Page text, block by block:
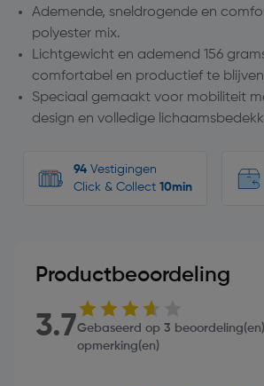
Ademende, sneldrogende en
polyester mix.
Lichtgewicht en ademend 156
comfortabel en productief te
Speciaal gemaakt voor mobiliteit
design en volledige
94 Vestigingen
Click & Collect 10min
Productbeoordeling
3.7Gebaseerd op 3
opmerking(en)